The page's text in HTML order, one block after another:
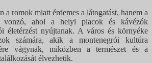
a romok miatt érdemes a látogatást, hanem a
vonzó, ahol a helyi piacok és kávézók
életérzést nyújtanak. A város és környéke
számára, akik a montenegrói kultúra
vágynak, miközben a természet és a
élvezhetik.